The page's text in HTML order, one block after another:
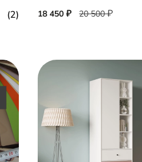
(2) 18 450 20 500